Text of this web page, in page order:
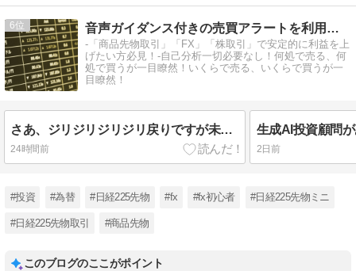
6 音声ガイダンス付きの売買アラートを利用して楽々トレード！
-「商品先物取引」「FX」「株取引」で安定的に利益を上
げたい方必見！-自己分析一切必要なし！何処で売る、何
処で買うが一目瞭然！いくらで売る、いくらで買うが一
目瞭然！
さあ、ジリジリジリジリ戻りですが未だ円高の流れは変わらなさそうです！生成AIでガンガン稼ごう！
24時間前 2日前
#投資 #為替 #日経225先物 #fx #fx初心者 #日経225先物ミニ
#日経225先物取引 #商品先物
このブログのここがポイント